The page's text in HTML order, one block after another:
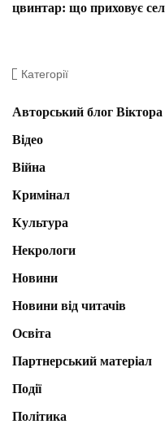
цвинтар: що приховує
Категорії
Авторський блог
Відео
Війна
Кримінал
Культура
Некрологи
Новини
Новини від читачів
Освіта
Партнерський матеріал
Події
Політика